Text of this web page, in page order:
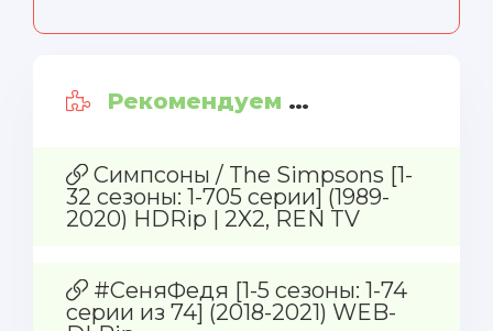
Рекомендуем так же:
Симпсоны / The Simpsons [1-
32 сезоны: 1-705 серии] (1989-
2020) HDRip | 2X2, REN TV
#СеняФедя [1-5 сезоны: 1-74
серии из 74] (2018-2021) WEB-